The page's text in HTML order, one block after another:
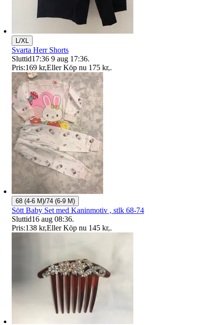
L/XL
Svarta Herr Shorts
Sluttid17:36 9 aug 17:36.
Pris:169 kr,Eller Köp nu 175 kr,.
68 (4-6 M)/74 (6-9 M)
Sött Baby Set med Kaninmotiv , stlk 68-74
Sluttid16 aug 08:36.
Pris:138 kr,Eller Köp nu 145 kr,.